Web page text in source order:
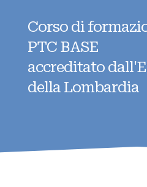
Corso di
PTC BASE
accreditato
della Lombardia